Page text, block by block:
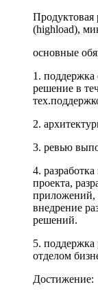
Продуктовая
(highload),
основные
1. поддержка
решение в
2.
3. ревью
4.
проекта,
приложений,
внедрение
решений.
5. поддержка
отделом
Достижение: